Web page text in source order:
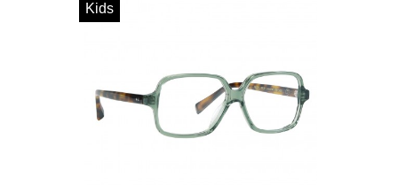
Kids